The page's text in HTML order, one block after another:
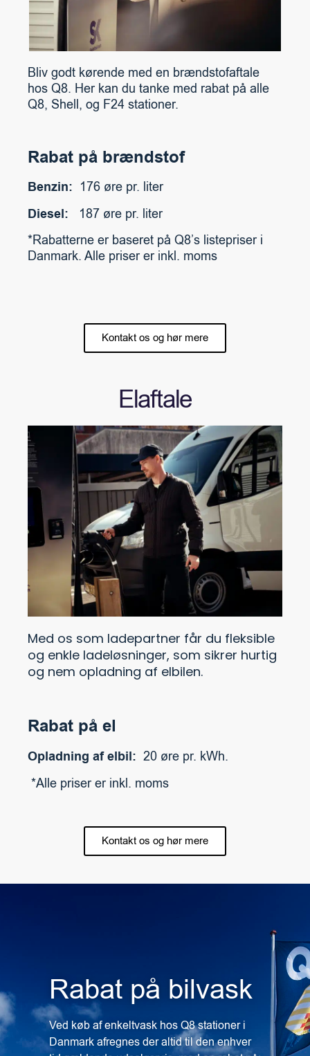
Bliv godt kørende med en brændstofaftale
hos Q8. Her kan du tanke med rabat på alle
Q8, Shell, og F24 stationer.
Rabat på brændstof
Benzin: 176 øre pr. liter
Diesel: 187 øre pr. liter
*Rabatterne er baseret på Q8’s listepriser i
Danmark. Alle priser er inkl. moms
Kontakt os og hør mere
Elaftale
Med os som ladepartner får du fleksible
og enkle ladeløsninger, som sikrer hurtig
og nem opladning af elbilen.
Rabat på el
Opladning af elbil: 20 øre pr. kWh.
*Alle priser er inkl. moms
Kontakt os og hør mere
Rabat på bilvask
Ved køb af enkeltvask hos Q8 stationer i
Danmark afregnes der altid til den enhver